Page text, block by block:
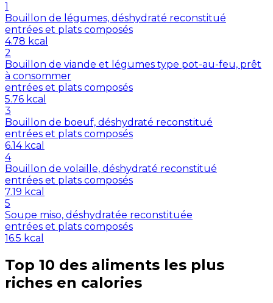
1
Bouillon de légumes, déshydraté reconstitué
entrées et plats composés
4.78 kcal
2
Bouillon de viande et légumes type pot-au-feu, prêt
à consommer
entrées et plats composés
5.76 kcal
3
Bouillon de boeuf, déshydraté reconstitué
entrées et plats composés
6.14 kcal
4
Bouillon de volaille, déshydraté reconstitué
entrées et plats composés
7.19 kcal
5
Soupe miso, déshydratée reconstituée
entrées et plats composés
16.5 kcal
Top 10 des aliments les plus
riches en calories